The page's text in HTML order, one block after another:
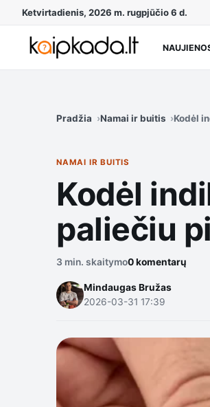
Ketvirtadienis, 2026 m. rugpjūčio 6 d.
Pradžia Namai ir buitis Kodėl
NAMAI IR BUITIS
Kodėl
paliečiu
3 min. skaitymo0 komentarų
Mindaugas Bružas
2026-03-31 17:39